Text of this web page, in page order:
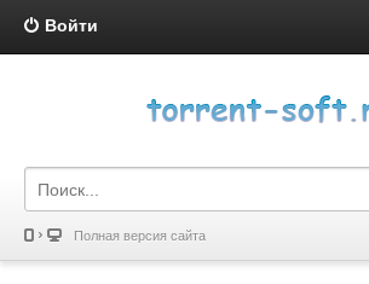
Войти
Полная версия сайта